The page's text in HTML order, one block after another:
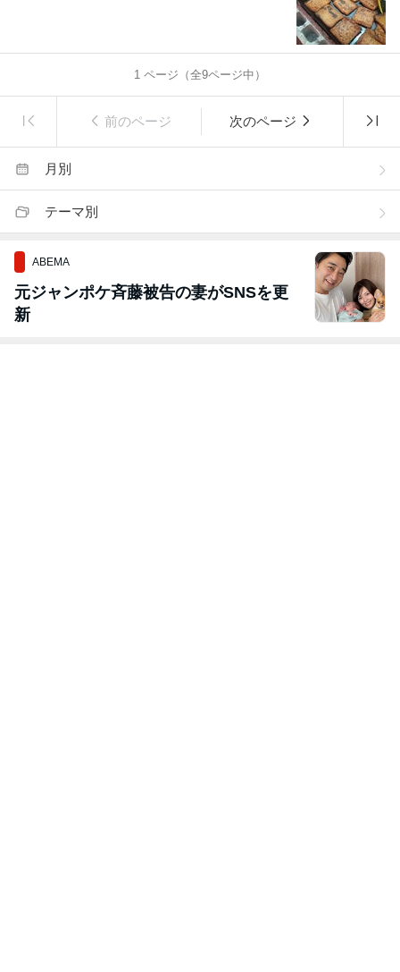
1 ページ（全9ページ中）
前のページ 次のページ
月別
テーマ別
ABEMA
元ジャンポケ斉藤被告の妻がSNSを更
新